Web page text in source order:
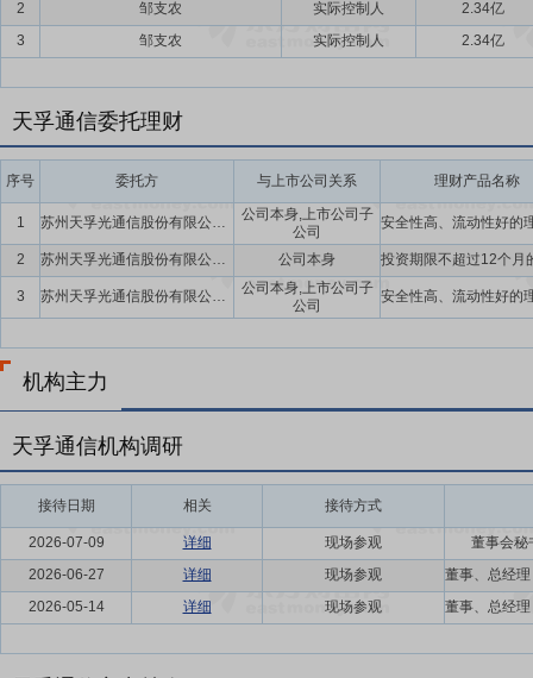
2 邹支农 实际控制人
2.34亿
3
邹支农 实际控制人 2.34亿
天孚通信委托理财
序号 委托方 与上市公司关系 理财产品名称
1 苏州天孚光通信股份有限公司及子公司
公司本身,上市公司子
公司
2
苏州天孚光通信股份有限公司及子公司 公司本身
3 苏州天孚光通信股份有限公司及子公司
公司本身,上市公司子
公司
机构主力
天孚通信机构调研
接待日期 相关 接待方式
2026-07-09 详细 现场参观
董事会秘
2026-06-27
详细
现场参观
2026-05-14
详细 现场参观